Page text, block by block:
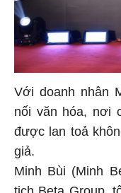
Với doanh nhân
nối văn hóa, nơi
được lan toả
giả.
Minh Bùi (Minh
tịch Beta Group,